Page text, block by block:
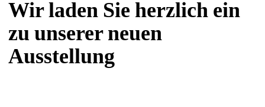
Wir laden Sie herzlich ein
zu unserer neuen
Ausstellung